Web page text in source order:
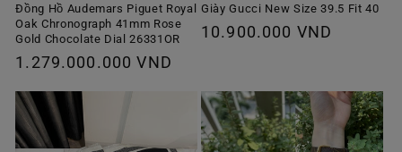
Đồng Hồ Audemars Piguet Royal
Oak Chronograph 41mm Rose
Gold Chocolate Dial 26331OR
Giá
thường
1.279.000.000 VND
Giày Gucci New Size 39.5 Fit 40
Giá
10.900.000 VND